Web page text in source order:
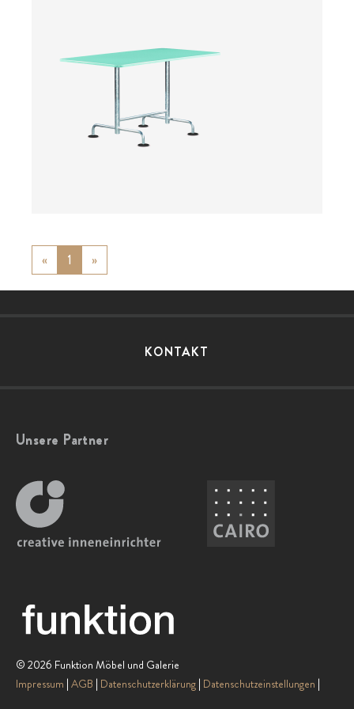
« Previous
1 »
KONTAKT
Unsere Partner
© 2026 Funktion Möbel und Galerie
Impressum AGB Datenschutzerklärung Datenschutzeinstellungen